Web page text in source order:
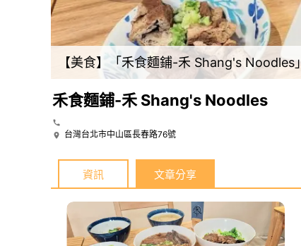
禾食麵鋪-禾 Shang's Noodles
台灣台北市中山區長春路76號
資訊 文章分享